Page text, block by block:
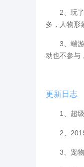
2、玩了这
多，人物形
3、端游
动也不参与
更新日志
1、超级
2、2019
3、宠物